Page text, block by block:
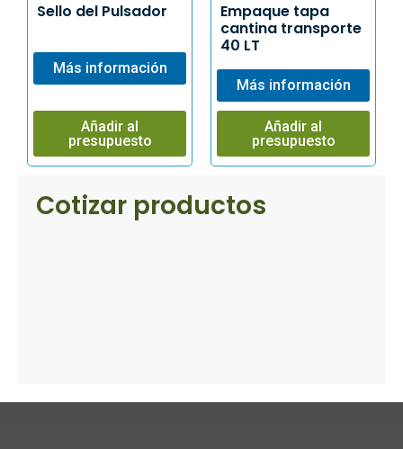
Sello del Pulsador
Más información
Añadir al
presupuesto
Empaque tapa
cantina transporte
40 LT
Más información
Añadir al
presupuesto
Cotizar productos​